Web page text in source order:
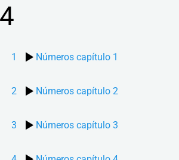
4
1 Números capítulo 1
2 Números capítulo 2
3 Números capítulo 3